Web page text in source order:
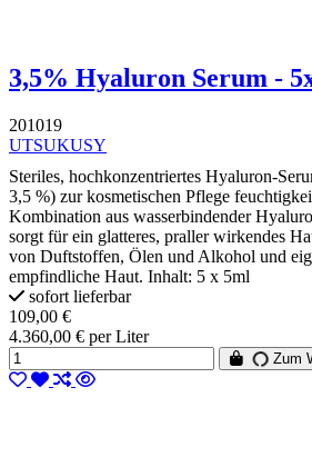
3,5% Hyaluron Serum -
201019
UTSUKUSY
Steriles, hochkonzentriertes Hyaluron-
3,5 %) zur kosmetischen Pflege
Kombination aus wasserbindender
sorgt für ein glatteres, praller wirkendes
von Duftstoffen, Ölen und Alkohol und
empfindliche Haut. Inhalt: 5 x 5ml
sofort lieferbar
109,00 €
4.360,00 € per Liter
Zum